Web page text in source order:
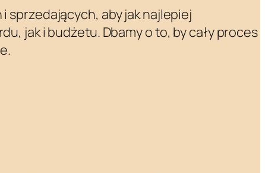
sprzedających, aby jak najlepiej
jak i budżetu. Dbamy o to, by cały proces